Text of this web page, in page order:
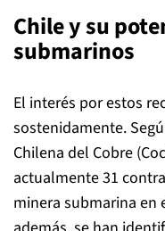
Chile y su
submarinos
El interés por estos
sostenidamente.
Chilena del Cobre
actualmente 31
minera submarina en